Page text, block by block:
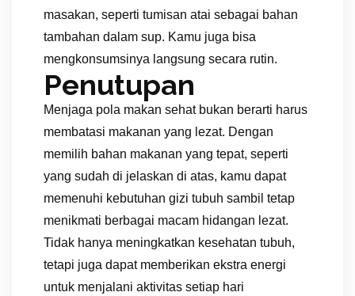
masakan, seperti tumisan atai sebagai bahan
tambahan dalam sup. Kamu juga bisa
mengkonsumsinya langsung secara rutin.
Penutupan
Menjaga pola makan sehat bukan berarti harus
membatasi makanan yang lezat. Dengan
memilih bahan makanan yang tepat, seperti
yang sudah di jelaskan di atas, kamu dapat
memenuhi kebutuhan gizi tubuh sambil tetap
menikmati berbagai macam hidangan lezat.
Tidak hanya meningkatkan kesehatan tubuh,
tetapi juga dapat memberikan ekstra energi
untuk menjalani aktivitas setiap hari